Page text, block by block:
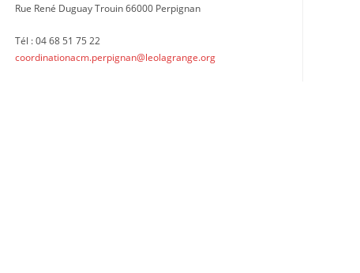
Rue René Duguay Trouin 66000 Perpignan
Tél : 04 68 51 75 22
coordinationacm.perpignan@leolagrange.org